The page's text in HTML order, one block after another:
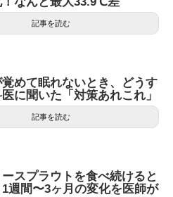
記事を読む
めて眠れないとき、どうす
に聞いた「対策あれこれ」
記事を読む
スプラウトを食べ続けると
週間〜3ヶ月の変化を医師が